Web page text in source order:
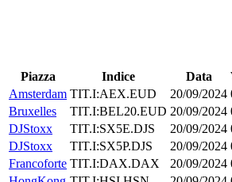
Piazza Indice Data
Amsterdam TIT.I:AEX.EUD 20/09/2024
Bruxelles
TIT.I:BEL20.EUD 20/09/2024
DJStoxx
TIT.I:SX5E.DJS 20/09/2024
DJStoxx
TIT.I:SX5P.DJS 20/09/2024
Francoforte TIT.I:DAX.DAX 20/09/2024